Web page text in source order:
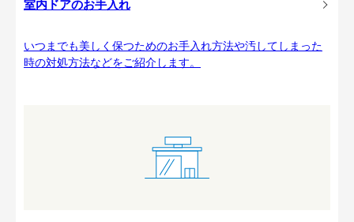
室内ドアのお手入れ
いつまでも美しく保つためのお手入れ方法や汚してしまった
時の対処方法などをご紹介します。